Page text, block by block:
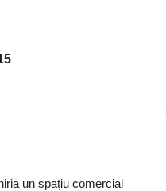
un spațiu comercial